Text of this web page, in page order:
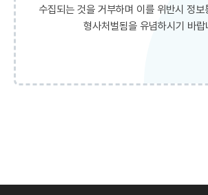
수집되는 것을 거부하며 이를 위반시 정보
형사처벌됨을 유념하시기 바랍